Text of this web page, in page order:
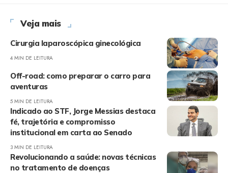
Veja mais
Cirurgia laparoscópica ginecológica
4 MIN DE LEITURA
Off-road: como preparar o carro para
aventuras
5 MIN DE LEITURA
Indicado ao STF, Jorge Messias destaca
fé, trajetória e compromisso
institucional em carta ao Senado
3 MIN DE LEITURA
Revolucionando a saúde: novas técnicas
no tratamento de doenças